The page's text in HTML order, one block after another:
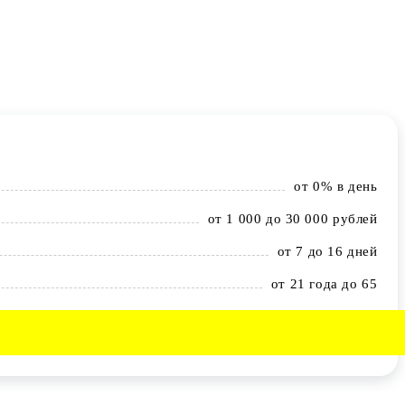
от 0% в день
от 1 000 до 30 000 рублей
от 7 до 16 дней
от 21 года до 65